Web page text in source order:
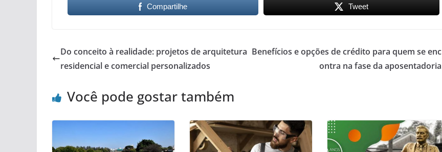
Compartilhe Tweet
Do conceito à realidade: projetos de arquitetura
residencial e comercial personalizados
Benefícios e opções de crédito para quem se enc
ontra na fase da aposentadoria
Você pode gostar também